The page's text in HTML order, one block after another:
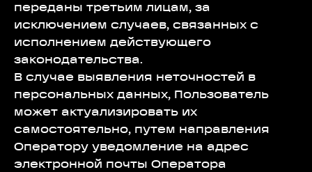
переданы третьим лицам, за
исключением случаев, связанных с
исполнением действующего
законодательства.
В случае выявления неточностей в
персональных данных, Пользователь
может актуализировать их
самостоятельно, путем направления
Оператору уведомление на адрес
электронной почты Оператора